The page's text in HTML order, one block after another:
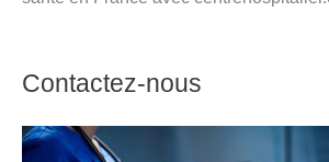
Contactez-nous